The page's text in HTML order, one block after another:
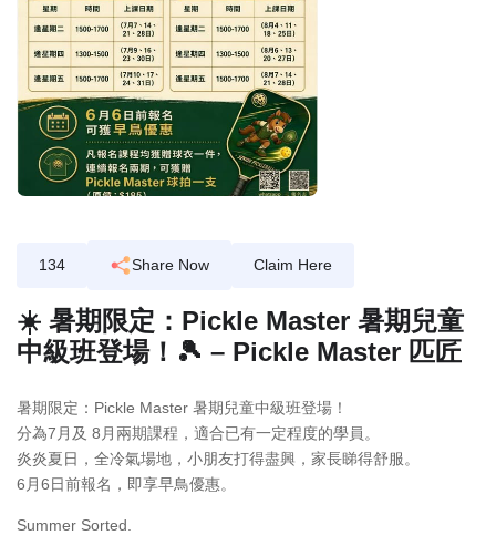
134 Share Now Claim Here
☀️ 暑期限定：Pickle Master 暑期兒童
中級班登場！🎾 – Pickle Master 匹匠
暑期限定：Pickle Master 暑期兒童中級班登場！
分為7月及 8月兩期課程，適合已有一定程度的學員。
炎炎夏日，全冷氣場地，小朋友打得盡興，家長睇得舒服。
6月6日前報名，即享早鳥優惠。
Summer Sorted.